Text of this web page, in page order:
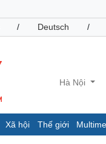
/ Deutsch /
Hà Nội
Xã hội Thế giới